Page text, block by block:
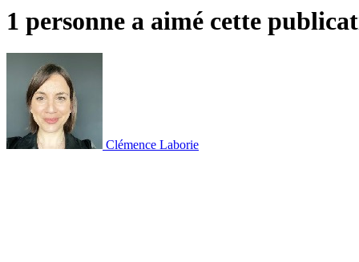
1 personne a aimé cette
Clémence Laborie